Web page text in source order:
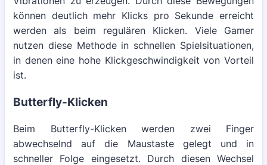
können deutlich mehr Klicks pro Sekunde erreicht
werden als beim regulären Klicken. Viele Gamer
nutzen diese Methode in schnellen Spielsituationen,
in denen eine hohe Klickgeschwindigkeit von Vorteil
ist.
Butterfly-Klicken
Beim Butterfly-Klicken werden zwei Finger
abwechselnd auf die Maustaste gelegt und in
schneller Folge eingesetzt. Durch diesen Wechsel